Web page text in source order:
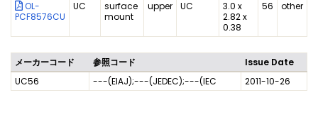
OL-
PCF8576CU
UC
surface
mount
upper UC
3.0 x
2.82 x
0.38
56 other
メーカーコード 参照コード
Issue Date
UC56
---(EIAJ);---(JEDEC);---(IEC 2011-10-26